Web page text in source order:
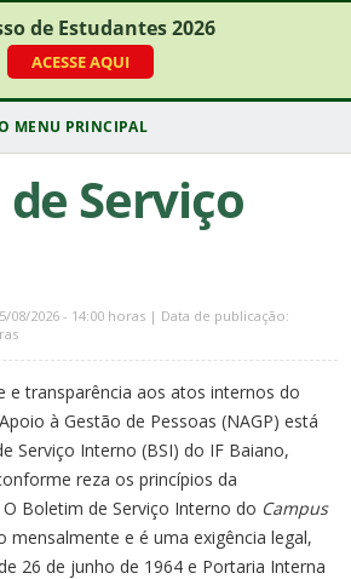
de Estudantes 2026
ACESSE AQUI
Serviço
08/2026 - 14:00 horas | Data de publicação:
e transparência aos atos internos do
à Gestão de Pessoas (NAGP) está
Serviço Interno (BSI) do IF Baiano,
reza os princípios da
Boletim de Serviço Interno do Campus
mensalmente e é uma exigência legal,
26 de junho de 1964 e Portaria Interna